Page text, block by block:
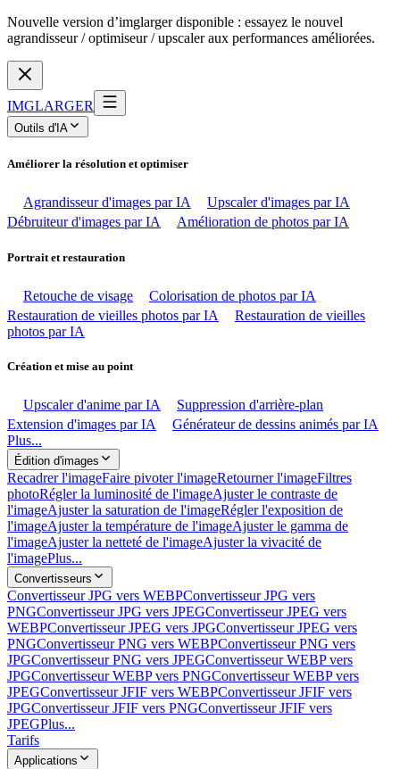
Nouvelle version d’imglarger disponible : essayez le nouvel
agrandisseur / optimiseur / upscaler aux performances améliorées.
IMGLARGER
Outils d'IA
Améliorer la résolution et optimiser
Agrandisseur d'images par IA
Upscaler d'images par IA
Débruiteur d'images par IA
Amélioration de photos par IA
Portrait et restauration
Retouche de visage
Colorisation de photos par IA
Restauration de vieilles photos par IA
Restauration de vieilles
photos par IA
Création et mise au point
Upscaler d'anime par IA
Suppression d'arrière-plan
Extension d'images par IA
Générateur de dessins animés par IA
Plus...
Édition d'images
Recadrer l'imageFaire pivoter l'imageRetourner l'imageFiltres
photoRégler la luminosité de l'imageAjuster le contraste de
l'imageAjuster la saturation de l'imageRégler l'exposition de
l'imageAjuster la température de l'imageAjuster le gamma de
l'imageAjuster la netteté de l'imageAjuster la vivacité de
l'imagePlus...
Convertisseurs
Convertisseur JPG vers WEBPConvertisseur JPG vers
PNGConvertisseur JPG vers JPEGConvertisseur JPEG vers
WEBPConvertisseur JPEG vers JPGConvertisseur JPEG vers
PNGConvertisseur PNG vers WEBPConvertisseur PNG vers
JPGConvertisseur PNG vers JPEGConvertisseur WEBP vers
JPGConvertisseur WEBP vers PNGConvertisseur WEBP vers
JPEGConvertisseur JFIF vers WEBPConvertisseur JFIF vers
JPGConvertisseur JFIF vers PNGConvertisseur JFIF vers
JPEGPlus...
Tarifs
Applications